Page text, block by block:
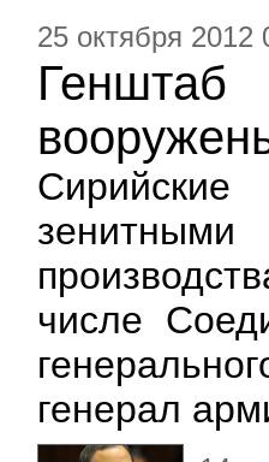
25 октября 2012
Генштаб
Сирийские
числе
генерал